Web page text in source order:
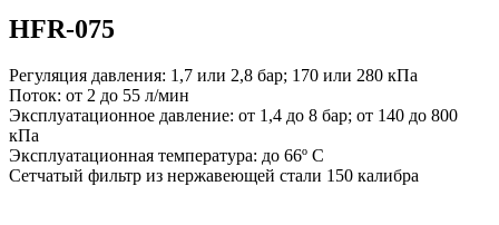
HFR-075
Регуляция давления: 1,7 или 2,8 бар; 170 или 280 кПа
Поток: от 2 до 55 л/мин
Эксплуатационное давление: от 1,4 до 8 бар; от 140 до 800
кПа
Эксплуатационная температура: до 66º C
Сетчатый фильтр из нержавеющей стали 150 калибра